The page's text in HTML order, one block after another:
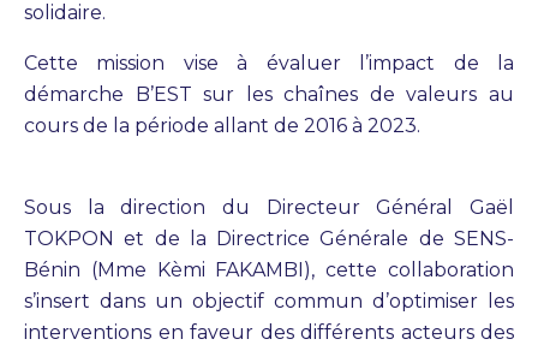
solidaire.
Cette mission vise à évaluer l’impact de la
démarche B’EST sur les chaînes de valeurs au
cours de la période allant de 2016 à 2023.
Sous la direction du Directeur Général Gaël
TOKPON et de la Directrice Générale de SENS-
Bénin (Mme Kèmi FAKAMBI), cette collaboration
s’insert dans un objectif commun d’optimiser les
interventions en faveur des différents acteurs des